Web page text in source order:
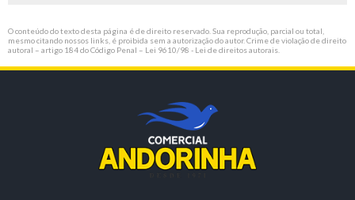
O conteúdo do texto desta página é de direito reservado. Sua reprodução, parcial ou total,
mesmo citando nossos links, é proibida sem a autorização do autor. Crime de violação de direito
autoral – artigo 184 do Código Penal – Lei 9610/98 - Lei de direitos autorais